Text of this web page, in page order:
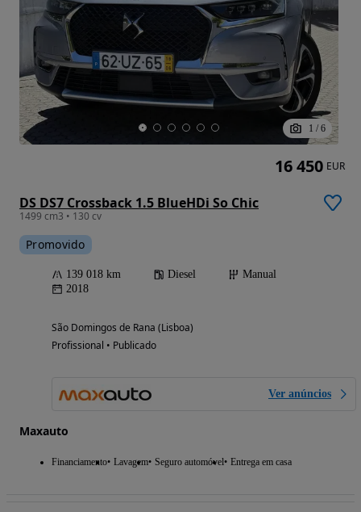
1 / 6
DS DS7 Crossback 1.5 BlueHDi So Chic
1499 cm3 • 130 cv
Promovido
139 018 km Diesel
Manual
2018
São Domingos de Rana (Lisboa)
Profissional • Publicado
Ver anúncios
Maxauto
Financiamento Lavagem Seguro automóvel Entrega em casa
16 450 EUR